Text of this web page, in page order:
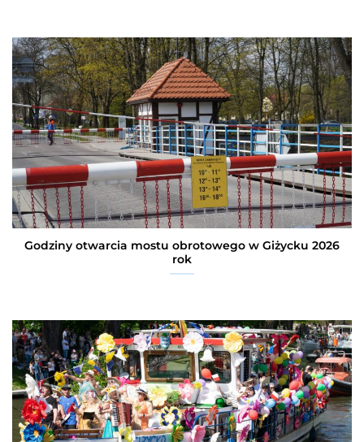
Godziny otwarcia mostu obrotowego w Giżycku 2026
rok